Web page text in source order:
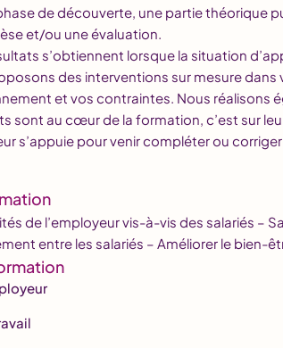
de découverte, une partie théorique
et/ou une évaluation.
s’obtiennent lorsque la situation
des interventions sur mesure
et vos contraintes. Nous réalisons
sont au cœur de la formation, c’est sur
s’appuie pour venir compléter ou
de l’employeur vis-à-vis des salariés –
entre les salariés – Améliorer le bien-